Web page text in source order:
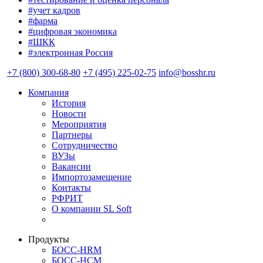
#учет кадров
#фарма
#цифровая экономика
#ШКК
#электронная Россия
+7 (800) 300-68-80 +7 (495) 225-02-75 info@bosshr.ru
Компания
История
Новости
Мероприятия
Партнеры
Сотрудничество
ВУЗы
Вакансии
Импортозамещение
Контакты
РФРИТ
О компании SL Soft
Продукты
БОСС-HRM
БОСС-HCM